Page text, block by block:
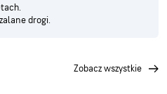
drogi.
zobacz wszystkie